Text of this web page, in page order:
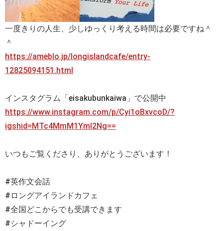
一度きりの人生、少しゆっくり考える時間は必要ですね＾
＾
https://ameblo.jp/longislandcafe/entry-
12825094151.html
インスタグラム「eisakubunkaiwa」で公開中
https://www.instagram.com/p/Cyi1oBxvcoD/?
igshid=MTc4MmM1YmI2Ng==
いつもご覧くださり、ありがとうございます！
#英作文会話
#ロングアイランドカフェ
#全国どこからでも受講できます
#シャドーイング